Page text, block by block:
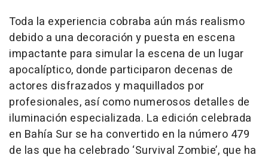
Toda la experiencia cobraba aún más realismo
debido a una decoración y puesta en escena
impactante para simular la escena de un lugar
apocalíptico, donde participaron decenas de
actores disfrazados y maquillados por
profesionales, así como numerosos detalles de
iluminación especializada. La edición celebrada
en Bahía Sur se ha convertido en la número 479
de las que ha celebrado ‘Survival Zombie’, que ha